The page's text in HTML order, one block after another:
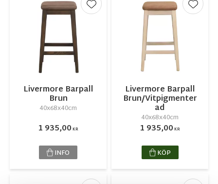
Livermore Barpall
Brun
40x68x40cm
1 935,00KR
Lägg till i favoriter
INFO
Livermore Barpall
Brun/Vitpigmenter
ad
40x68x40cm
1 935,00KR
Lägg
KÖP